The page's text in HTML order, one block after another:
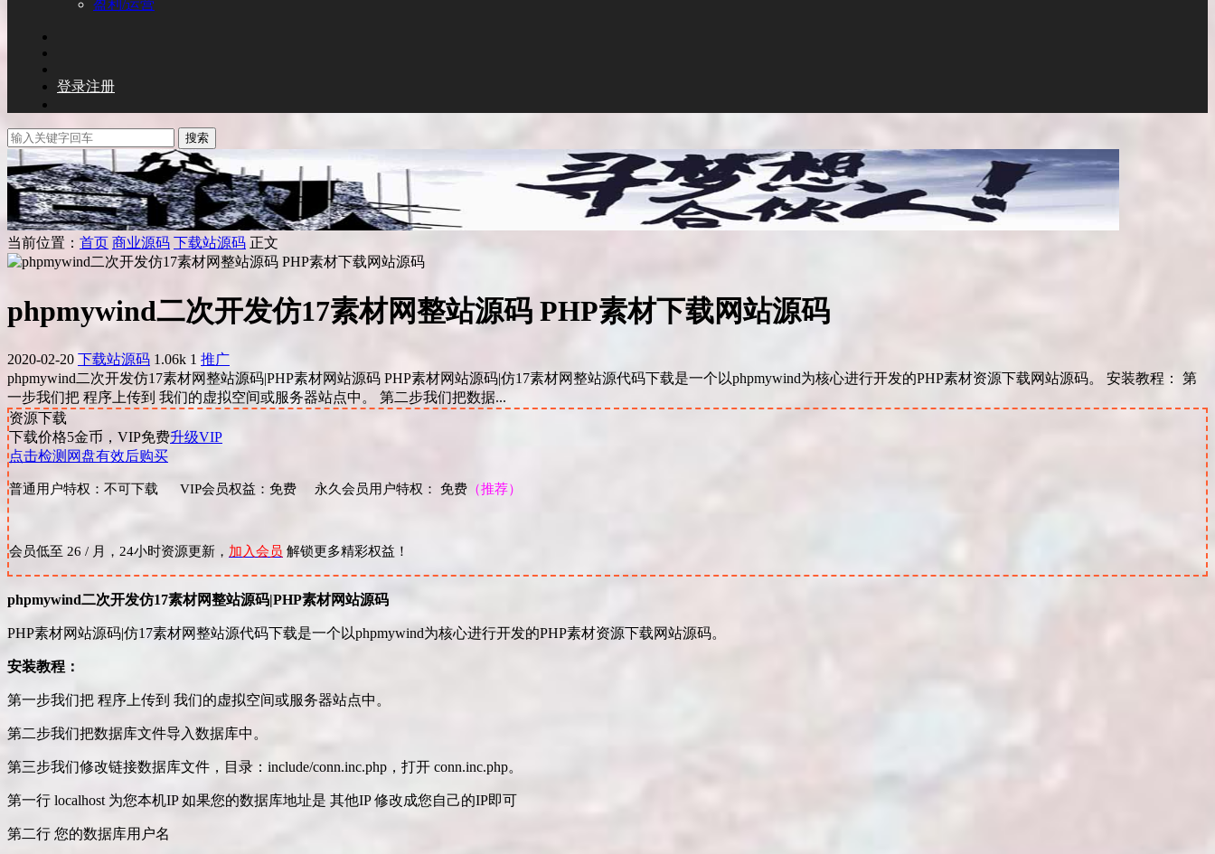
盈利/运营
登录注册
搜索
当前位置： 首页 商业源码 下载站源码 正文
phpmywind二次开发仿17素材网整站源码 PHP素材下载网站源码
2020-02-20 下载站源码 1.06k 1 推广
phpmywind二次开发仿17素材网整站源码|PHP素材网站源码 PHP素材网站源码|仿17素材网整站源代码下载是一个以phpmywind为核心进行开发的PHP素材资源下载网站源码。 安装教程： 第
一步我们把 程序上传到 我们的虚拟空间或服务器站点中。 第二步我们把数据...
资源下载
下载价格5金币，VIP免费升级VIP
点击检测网盘有效后购买
普通用户特权：不可下载 VIP会员权益：免费 永久会员用户特权： 免费 （推荐）
会员低至 26 / 月，24小时资源更新， 加入会员 解锁更多精彩权益！
phpmywind二次开发仿17素材网整站源码|PHP素材网站源码
PHP素材网站源码|仿17素材网整站源代码下载是一个以phpmywind为核心进行开发的PHP素材资源下载网站源码。
安装教程：
第一步我们把 程序上传到 我们的虚拟空间或服务器站点中。
第二步我们把数据库文件导入数据库中。
第三步我们修改链接数据库文件，目录：include/conn.inc.php，打开 conn.inc.php。
第一行 localhost 为您本机IP 如果您的数据库地址是 其他IP 修改成您自己的IP即可
第二行 您的数据库用户名